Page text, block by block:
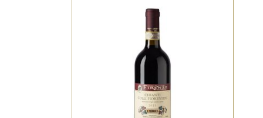
ROSSO
Fiorentini viene prodotto nei
vigneti de I Mori che si
estendono sui colli fiorentini.